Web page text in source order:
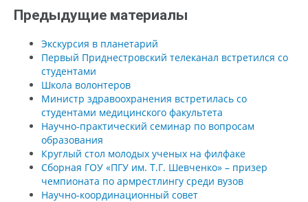
Предыдущие материалы
Экскурсия в планетарий
Первый Приднестровский телеканал встретился со
студентами
Школа волонтеров
Министр здравоохранения встретилась со
студентами медицинского факультета
Научно-практический семинар по вопросам
образования
Круглый стол молодых ученых на филфаке
Сборная ГОУ «ПГУ им. Т.Г. Шевченко» – призер
чемпионата по армрестлингу среди вузов
Научно-координационный совет